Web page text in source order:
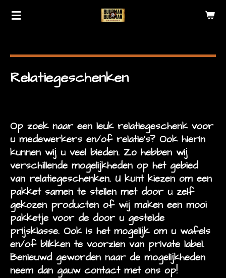
Ga
Relatiegeschenken
Op zoek naar een leuk relatiegeschenk voor
u medewerkers en/of relatie's? Ook hierin
kunnen wij u veel bieden. Zo hebben wij
verschillende mogelijkheden op het gebied
van relatiegeschenken. U kunt kiezen om een
pakket samen te stellen met door u zelf
gekozen producten of wij maken een mooi
pakketje voor de door u gestelde
prijsklasse. Ook is het mogelijk om u wafels
en/of blikken te voorzien van private label.
Benieuwd geworden naar de mogelijkheden
neem dan gauw contact met ons op!